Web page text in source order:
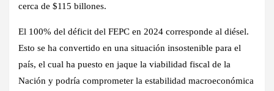
cerca de $115 billones.
El 100% del déficit del FEPC en 2024 corresponde al diésel.
Esto se ha convertido en una situación insostenible para el
país, el cual ha puesto en jaque la viabilidad fiscal de la
Nación y podría comprometer la estabilidad macroeconómica